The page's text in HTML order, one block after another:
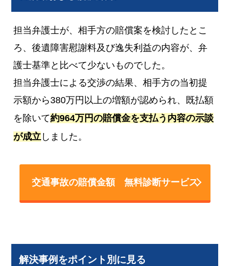
担当弁護士が、相手方の賠償案を検討したとこ
ろ、後遺障害慰謝料及び逸失利益の内容が、弁
護士基準と比べて少ないものでした。
担当弁護士による交渉の結果、相手方の当初提
示額から380万円以上の増額が認められ、既払額
を除いて約964万円の賠償金を支払う内容の示談
が成立 しました。
交通事故の賠償金額 無料診断サービス
解決事例をポイント別に見る